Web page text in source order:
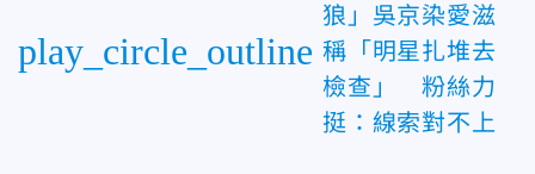
play_circle_outline
狼」吳京染愛滋
稱「明星扎堆去
檢查」 粉絲力
挺：線索對不上